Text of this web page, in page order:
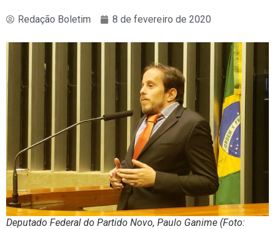
Redação Boletim 8 de fevereiro de 2020
Deputado Federal do Partido Novo, Paulo Ganime (Foto: